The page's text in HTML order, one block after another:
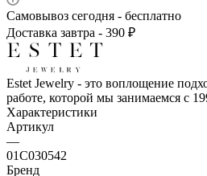
Самовывоз сегодня - бесплатно
Доставка завтра - 390 ₽
Estet Jewelry - это воплощение
работе, которой мы занимаемся с
Характеристики
Артикул
—
01С030542
Бренд